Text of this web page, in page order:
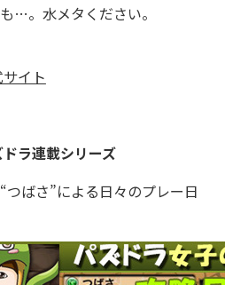
…。水メタください。
イト
ラ連載シリーズ
ばさ”による日々のプレー日